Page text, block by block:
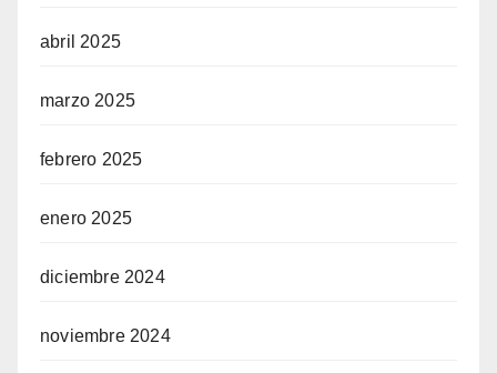
abril 2025
marzo 2025
febrero 2025
enero 2025
diciembre 2024
noviembre 2024